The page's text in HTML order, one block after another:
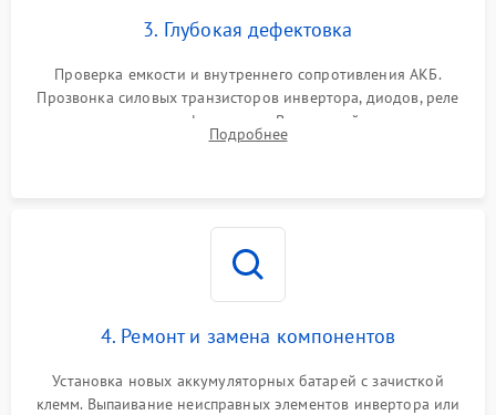
3. Глубокая дефектовка
Проверка емкости и внутреннего сопротивления АКБ.
Прозвонка силовых транзисторов инвертора, диодов, реле
переключения и трансформатора. Визуальный поиск вздутых
конденсаторов и прогаров на печатной плате.
Подробнее
4. Ремонт и замена компонентов
Установка новых аккумуляторных батарей с зачисткой
клемм. Выпаивание неисправных элементов инвертора или